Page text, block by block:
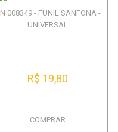
008349 - FUNIL SANFONA -
UNIVERSAL
R$ 19,80
COMPRAR